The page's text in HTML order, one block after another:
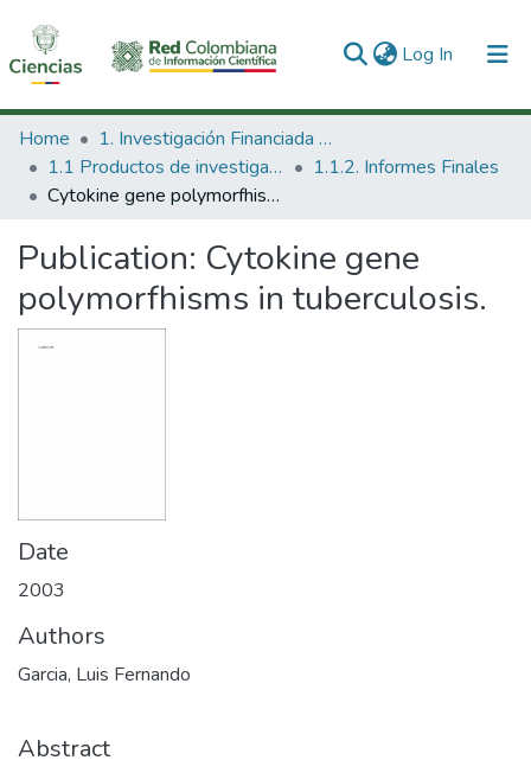
Log In (current)
Communities & Collections
All of DSpace
Home
1. Investigación Financiada con Recursos Públicos
1.1 Productos de investigación
1.1.2. Informes Finales
Cytokine gene polymorfhisms in tuberculosis.
Publication: Cytokine gene
polymorfhisms in tuberculosis.
Date
2003
Authors
Garcia, Luis Fernando
Abstract